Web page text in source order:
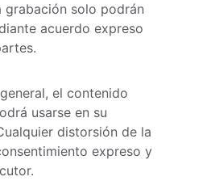
grabación solo podrán
acuerdo expreso
el contenido
usarse en su
distorsión de la
expreso y